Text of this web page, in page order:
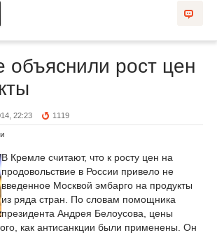
объяснили рост цен
22:23 1119
В Кремле считают, что к росту цен на
продовольствие в России привело не
введенное Москвой эмбарго на продукты
из ряда стран. По словам помощника
президента Андрея Белоусова, цены
как антисанкции были применены. Он